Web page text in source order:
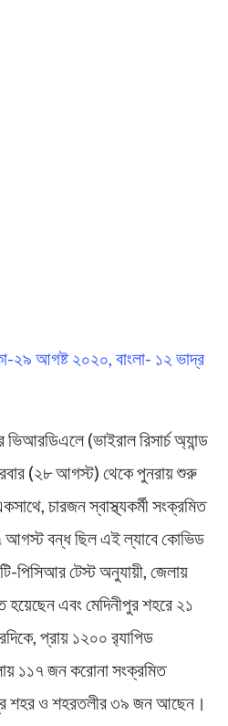
২৯ আগষ্ট ২০২০, বাংলা- ১২ ভাদ্র
(ভাইরাল রিসার্চ অ্যান্ড
(২৮ আগস্ট) থেকে পুনরায় শুরু
চারজন স্বাস্থ্যকর্মী সংক্রমিত
বন্ধ ছিল এই ল্যাবে কোভিড
পিসিআর টেস্ট অনুযায়ী, জেলায়
এবং মেদিনীপুর শহরে ২১
প্রায় ১২০০ র‌্যাপিড
১১৭ জন করোনা সংক্রমিত
শহর ও শহরতলীর ৩৯ জন আছেন।